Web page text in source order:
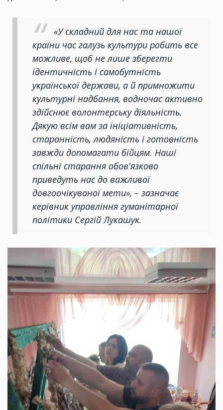
«У складний для нас та нашої
країни час галузь культури робить все
можливе, щоб не лише зберегти
ідентичність і самобутність
української держави, а й примножити
культурні надбання, водночас активно
здійснює волонтерську діяльність.
Дякую всім вам за ініціативність,
старанність, людяність і готовність
завжди допомагати бійцям. Наші
спільні старання обов'язково
приведуть нас до важливої
довгоочікуваної мети», – зазначає
керівник управління гуманітарної
політики Сергій Лукашук.